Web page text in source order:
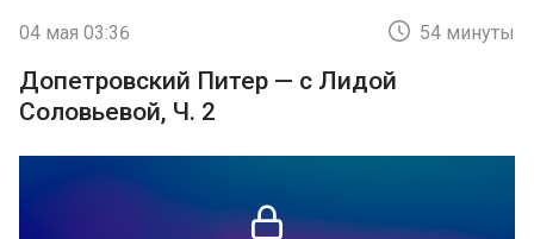
04 мая 03:36 54 минуты
Допетровский Питер — с Лидой
Соловьевой, Ч. 2